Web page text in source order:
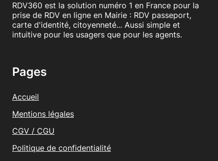
RDV360 est la solution numéro 1 en France pour la
prise de RDV en ligne en Mairie : RDV passeport,
carte d'identité, citoyenneté... Aussi simple et
intuitive pour les usagers que pour les agents.
Pages
Accueil
Mentions légales
CGV / CGU
Politique de confidentialité